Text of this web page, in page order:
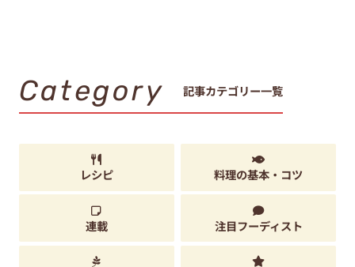
Category 記事カテゴリー一覧
レシピ 料理の基本・コツ
連載 注目フーディスト